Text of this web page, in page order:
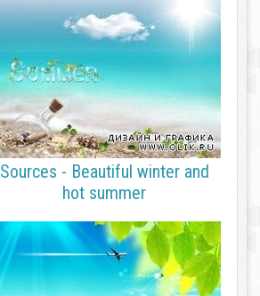
Sources - Beautiful winter and
hot summer